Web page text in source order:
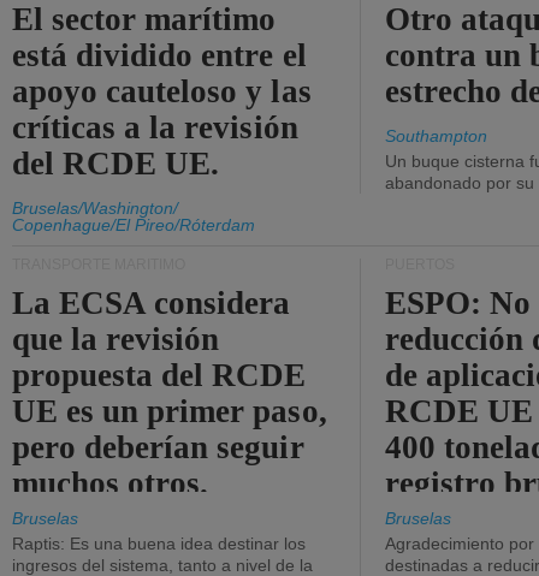
El sector marítimo
está dividido entre el
apoyo cauteloso y las
críticas a la revisión
del RCDE UE.
Bruselas/Washington/
Copenhague/El Pireo/Róterdam
Otro
contra un
estrecho
Southampton
Un buque cisterna
abandonado por su
La ECSA considera
que la revisión
propuesta del RCDE
UE es un primer paso,
pero deberían seguir
muchos otros.
Bruselas
Raptis: Es una buena idea destinar los
ingresos del sistema, tanto a nivel de la
ESPO: No
reducción
de
RCDE UE
400
registro
Bruselas
Agradecimiento
destinadas a